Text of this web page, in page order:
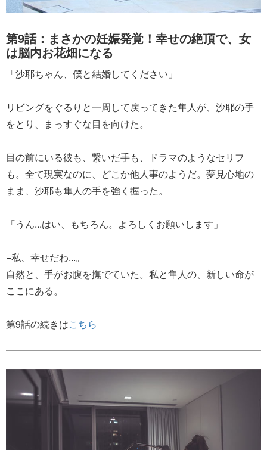
第9話：まさかの妊娠発覚！幸せの絶頂で、女
は脳内お花畑になる
「沙耶ちゃん、僕と結婚してください」
リビングをぐるりと一周して戻ってきた隼人が、沙耶の手
をとり、まっすぐな目を向けた。
目の前にいる彼も、繋いだ手も、ドラマのようなセリフ
も。全て現実なのに、どこか他人事のようだ。夢見心地の
まま、沙耶も隼人の手を強く握った。
「うん...はい、もちろん。よろしくお願いします」
−私、幸せだわ...。
自然と、手がお腹を撫でていた。私と隼人の、新しい命が
ここにある。
第9話の続きはこちら